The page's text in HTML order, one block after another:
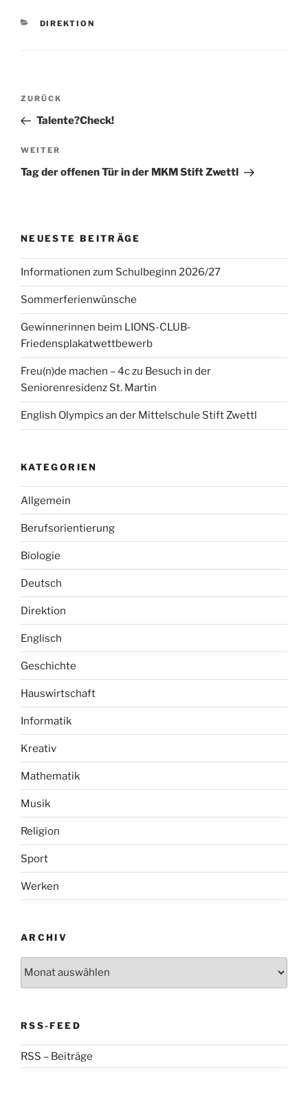
KATEGORIEN
DIREKTION
Beitragsnavigation
Vorheriger
Beitrag
ZURÜCK
Talente?Check!
Nächster
Beitrag
WEITER
Tag der offenen Tür in der MKM Stift Zwettl
NEUESTE BEITRÄGE
Informationen zum Schulbeginn 2026/27
Sommerferienwünsche
Gewinnerinnen beim LIONS-CLUB-
Friedensplakatwettbewerb
Freu(n)de machen – 4c zu Besuch in der
Seniorenresidenz St. Martin
English Olympics an der Mittelschule Stift Zwettl
KATEGORIEN
Allgemein
Berufsorientierung
Biologie
Deutsch
Direktion
Englisch
Geschichte
Hauswirtschaft
Informatik
Kreativ
Mathematik
Musik
Religion
Sport
Werken
ARCHIV
RSS-FEED
RSS – Beiträge